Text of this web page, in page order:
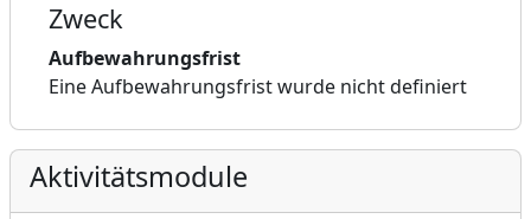
Zweck
Aufbewahrungsfrist
Eine Aufbewahrungsfrist wurde nicht definiert
Aktivitätsmodule